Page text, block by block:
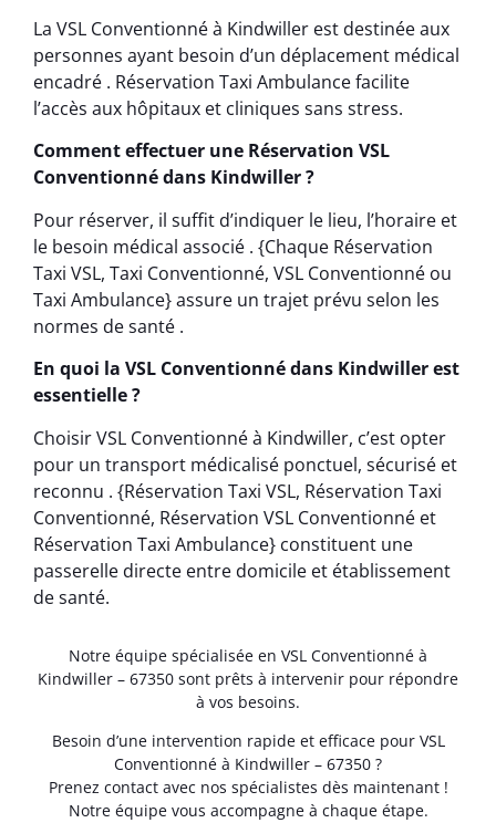
La VSL Conventionné à Kindwiller est destinée aux
personnes ayant besoin d’un déplacement médical
encadré . Réservation Taxi Ambulance facilite
l’accès aux hôpitaux et cliniques sans stress.
Comment effectuer une Réservation VSL
Conventionné dans Kindwiller ?
Pour réserver, il suffit d’indiquer le lieu, l’horaire et
le besoin médical associé . {Chaque Réservation
Taxi VSL, Taxi Conventionné, VSL Conventionné ou
Taxi Ambulance} assure un trajet prévu selon les
normes de santé .
En quoi la VSL Conventionné dans Kindwiller est
essentielle ?
Choisir VSL Conventionné à Kindwiller, c’est opter
pour un transport médicalisé ponctuel, sécurisé et
reconnu . {Réservation Taxi VSL, Réservation Taxi
Conventionné, Réservation VSL Conventionné et
Réservation Taxi Ambulance} constituent une
passerelle directe entre domicile et établissement
de santé.
Notre équipe spécialisée en VSL Conventionné à
Kindwiller – 67350 sont prêts à intervenir pour répondre
à vos besoins.
Besoin d’une intervention rapide et efficace pour VSL
Conventionné à Kindwiller – 67350 ?
Prenez contact avec nos spécialistes dès maintenant !
Notre équipe vous accompagne à chaque étape.